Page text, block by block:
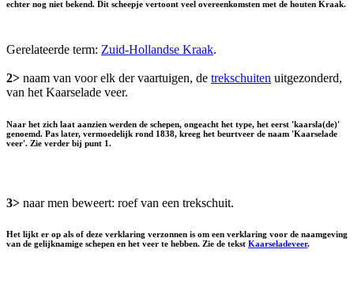
echter nog niet bekend. Dit scheepje vertoont veel overeenkomsten met de houten Kraak.
Gerelateerde term: Zuid-Hollandse Kraak.
2> naam van voor elk der vaartuigen, de trekschuiten uitgezonderd,
van het Kaarselade veer.
Naar het zich laat aanzien werden de schepen, ongeacht het type, het eerst 'kaarsla(de)'
genoemd. Pas later, vermoedelijk rond 1838, kreeg het beurtveer de naam 'Kaarselade
veer'. Zie verder bij punt 1.
3> naar men beweert: roef van een trekschuit.
Het lijkt er op als of deze verklaring verzonnen is om een verklaring voor de naamgeving
van de gelijknamige schepen en het veer te hebben. Zie de tekst Kaarseladeveer.